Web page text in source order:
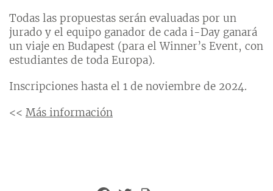
Todas las propuestas serán evaluadas por un
jurado y el equipo ganador de cada i-Day ganará
un viaje en Budapest (para el Winner’s Event, con
estudiantes de toda Europa).
Inscripciones hasta el 1 de noviembre de 2024.
<< Más información